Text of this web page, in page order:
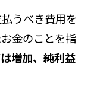
うべき費用を
金のことを指
増加、純利益